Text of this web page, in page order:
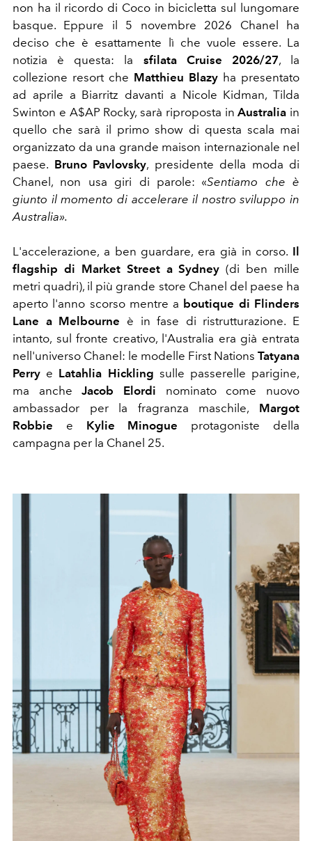
non ha il ricordo di Coco in bicicletta sul lungomare
basque. Eppure il 5 novembre 2026 Chanel ha
deciso che è esattamente lì che vuole essere. La
notizia è questa: la sfilata Cruise 2026/27, la
collezione resort che Matthieu Blazy ha presentato
ad aprile a Biarritz davanti a Nicole Kidman, Tilda
Swinton e A$AP Rocky, sarà riproposta inAustralia in
quello che sarà il primo show di questa scala mai
organizzato da una grande maison internazionale nel
paese. Bruno Pavlovsky, presidente della moda di
Chanel, non usa giri di parole: «Sentiamo che è
giunto il momento di accelerare il nostro sviluppo in
Australia».
L'accelerazione, a ben guardare, era già in corso. Il
flagship di Market Street a Sydney(di ben mille
metri quadri), il più grande store Chanel del paese ha
aperto l'anno scorso mentre a boutique di Flinders
Lane a Melbourne è in fase di ristrutturazione. E
intanto, sul fronte creativo, l'Australia era già entrata
nell'universo Chanel: le modelle First Nations Tatyana
Perry e Latahlia Hickling sulle passerelle parigine,
ma ancheJacob Elordi nominato come
nuovo
ambassador per la fragranza maschile, Margot
Robbie e Kylie Minogue protagoniste della
campagna per la Chanel 25.